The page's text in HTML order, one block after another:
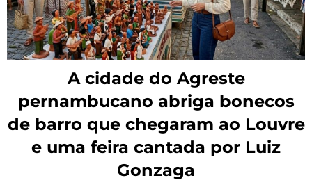
A cidade do Agreste
pernambucano abriga bonecos
de barro que chegaram ao Louvre
e uma feira cantada por Luiz
Gonzaga